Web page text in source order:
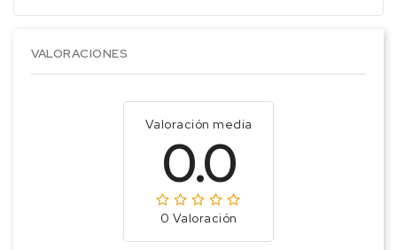
VALORACIONES
Valoración media
0.0
0 Valoración